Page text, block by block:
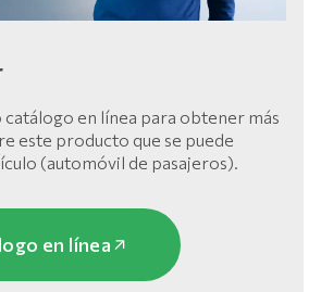
en línea para obtener más
este producto que se puede
(automóvil de pasajeros).
en línea